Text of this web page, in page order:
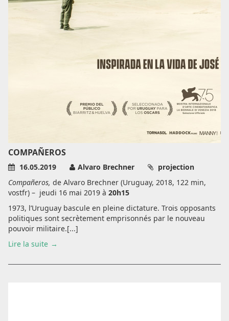
COMPAÑEROS
16.05.2019 Alvaro Brechner
projection
Compañeros, de Alvaro Brechner (Uruguay, 2018, 122 min,
vostfr) – jeudi 16 mai 2019 à 20h15
1973, l’Uruguay bascule en pleine dictature. Trois opposants
politiques sont secrètement emprisonnés par le nouveau
pouvoir militaire.[...]
Lire la suite